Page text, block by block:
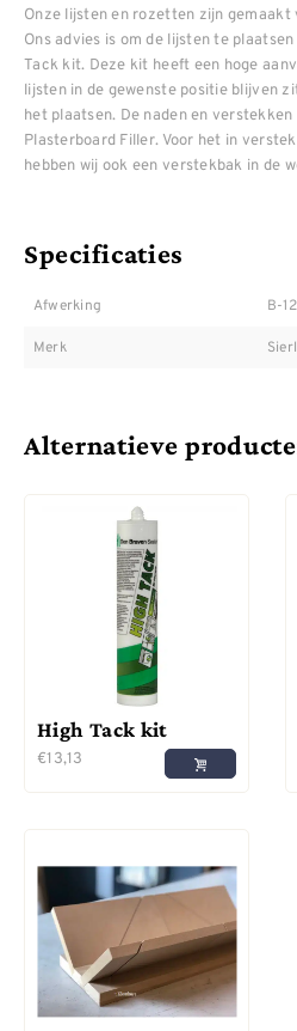
Onze lijsten en rozetten zijn
Ons advies is om de lijsten te
Tack kit. Deze kit heeft een hoge
lijsten in de gewenste positie blijven
het plaatsen. De naden en
Plasterboard Filler. Voor het in
hebben wij ook een verstekbak in de
Specificaties
Afwerking B-
Merk
Alternatieve
High Tack kit
€13,13